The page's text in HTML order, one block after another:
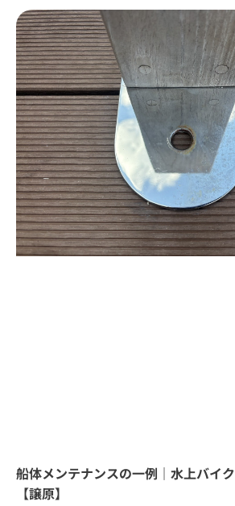
船体メンテナンスの一例｜水上バイ
【譲原】